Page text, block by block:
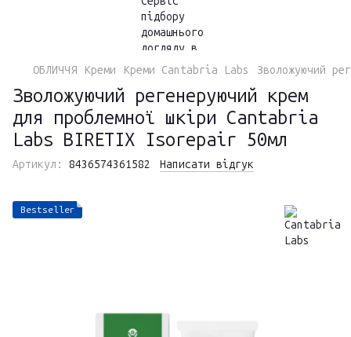
ОБЛИЧЧЯ Креми Креми Cantabria Labs Зволожуючий
Зволожуючий регенеруючий крем
для проблемної шкіри Cantabria
Labs BIRETIX Isorepair 50мл
Артикул: 8436574361582 Написати відгук
Bestseller